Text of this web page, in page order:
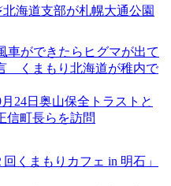
北海道支部が札幌大通公園
車ができたらヒグマが出て
くまもり北海道が稚内で
月24日奥山保全トラストと
信町長らを訪問
回くまもりカフェ in 明石」